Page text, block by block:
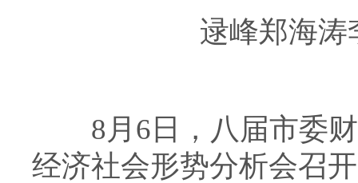
逯峰郑海涛
8月6日，八届市委财
经济社会形势分析会召